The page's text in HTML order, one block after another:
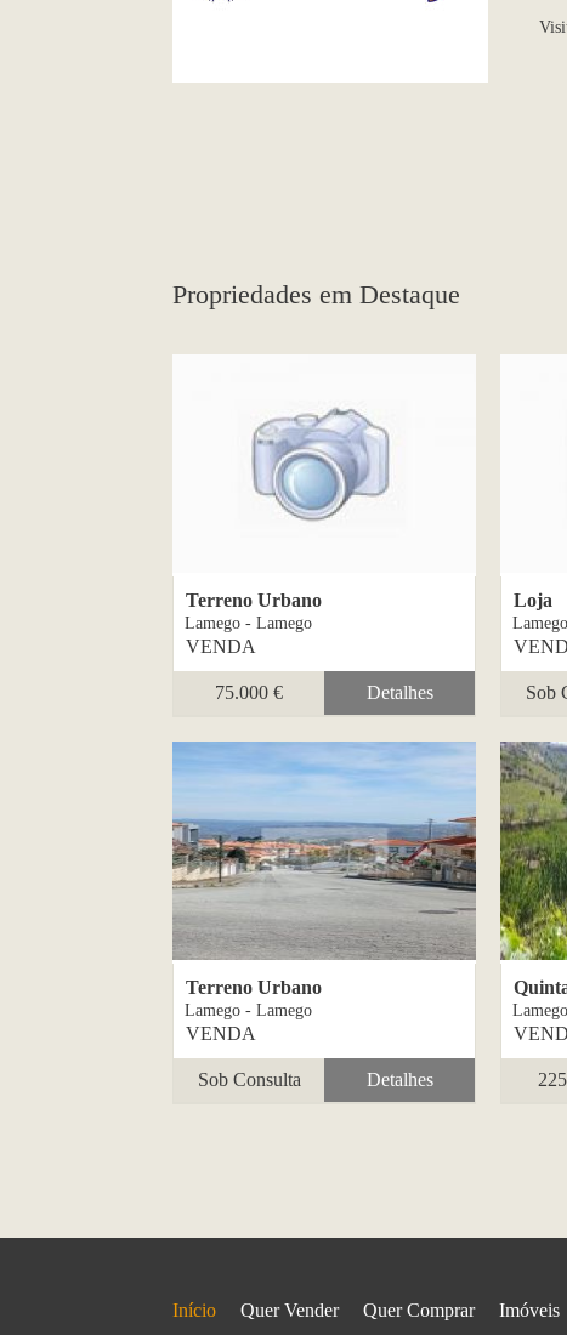
Propriedades em Destaque
Terreno Urbano
Lamego - Lamego
VENDA
75.000 € Detalhes
Loja
Sob
Terreno Urbano
Lamego - Lamego
VENDA
Sob Consulta Detalhes
Início Quer Vender Quer Comprar Imóveis